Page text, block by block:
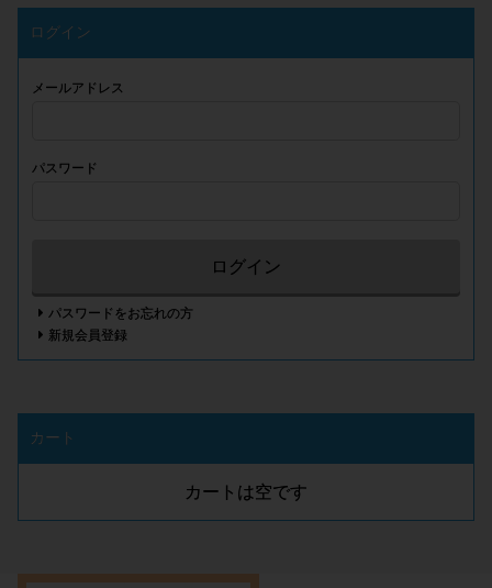
ログイン
メールアドレス
パスワード
ログイン
パスワードをお忘れの方
新規会員登録
カート
カートは空です